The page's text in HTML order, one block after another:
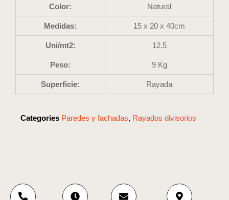
Color: Natural
Medidas: 15 x 20 x 40cm
Uni/mt2: 12.5
Peso: 9 Kg
Superficie: Rayada
Categories Paredes y fachadas, Rayados divisorios